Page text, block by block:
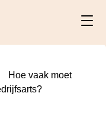
Hoe vaak moet